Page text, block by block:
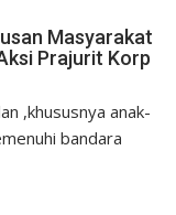
Masyarakat
Prajurit Korp
,khususnya anak-
bandara